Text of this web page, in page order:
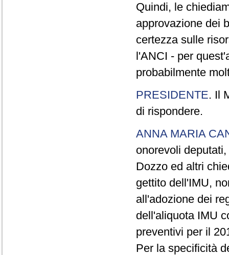
Quindi, le
approvazione dei
certezza sulle
l'ANCI - per
probabilmente
PRESIDENTE. Il
di rispondere.
ANNA MARIA
onorevoli
Dozzo ed altri
gettito dell'IMU,
all'adozione dei
dell'aliquota IMU
preventivi per il
Per la specificità